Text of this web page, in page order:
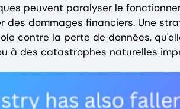
peuvent paralyser le
dommages financiers. Une
contre la perte de données,
à des catastrophes naturelles